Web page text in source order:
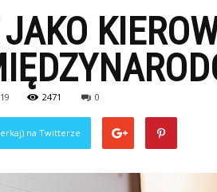
2471 0
na Twitterze